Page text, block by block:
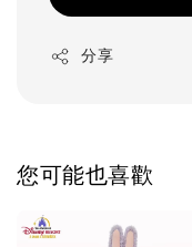
分享
您可能也喜歡